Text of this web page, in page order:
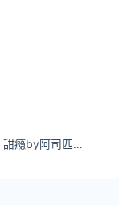
甜瘾by阿司匹林 门卫老董趴在我两腿之间